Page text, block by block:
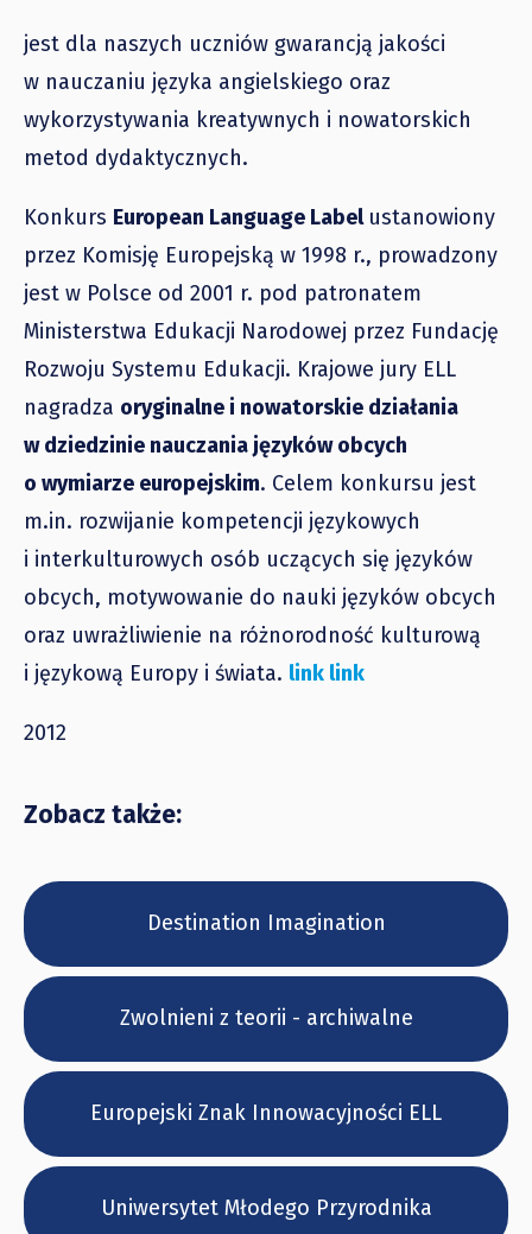
jest dla naszych uczniów gwarancją jakości
w nauczaniu języka angielskiego oraz
wykorzystywania kreatywnych i nowatorskich
metod dydaktycznych.
Konkurs European Language Label ustanowiony
przez Komisję Europejską w 1998 r., prowadzony
jest w Polsce od 2001 r. pod patronatem
Ministerstwa Edukacji Narodowej przez Fundację
Rozwoju Systemu Edukacji. Krajowe jury ELL
nagradza oryginalne i nowatorskie działania
w dziedzinie nauczania języków obcych
o wymiarze europejskim. Celem konkursu jest
m.in. rozwijanie kompetencji językowych
i interkulturowych osób uczących się języków
obcych, motywowanie do nauki języków obcych
oraz uwrażliwienie na różnorodność kulturową
i językową Europy i świata. link link
2012
Zobacz także:
Destination Imagination
Zwolnieni z teorii - archiwalne
Europejski Znak Innowacyjności ELL
Uniwersytet Młodego Przyrodnika